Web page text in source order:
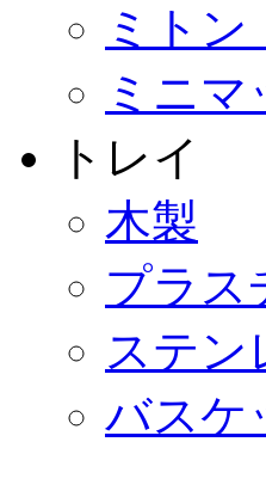
ミトン
ミニ
トレイ
木製
プラス
ステン
バスケ